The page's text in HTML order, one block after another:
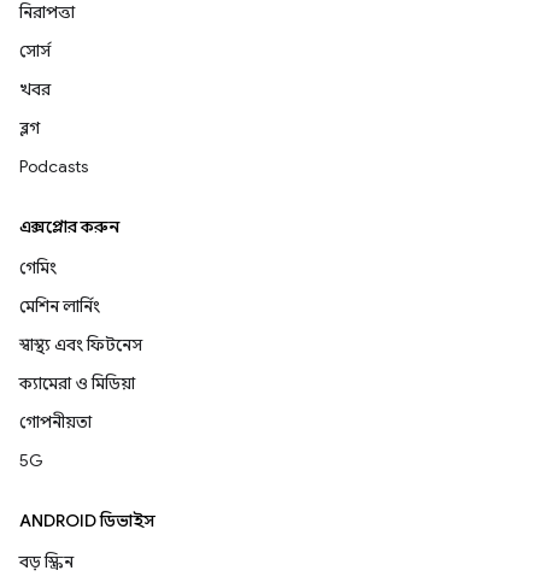
নিরাপত্তা
সোর্স
খবর
ব্লগ
Podcasts
এক্সপ্লোর করুন
গেমিং
মেশিন লার্নিং
স্বাস্থ্য এবং ফিটনেস
ক্যামেরা ও মিডিয়া
গোপনীয়তা
5G
ANDROID ডিভাইস
বড় স্ক্রিন